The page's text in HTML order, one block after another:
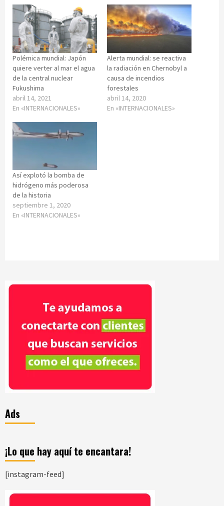
Polémica mundial: Japón
quiere verter al mar el agua
de la central nuclear
Fukushima
abril 14, 2021
En «INTERNACIONALES»
Alerta mundial: se reactiva
la radiación en Chernobyl a
causa de incendios
forestales
abril 14, 2020
En «INTERNACIONALES»
Así explotó la bomba de
hidrógeno más poderosa
de la historia
septiembre 1, 2020
En «INTERNACIONALES»
Ads
¡Lo que hay aquí te encantara!
[instagram-feed]